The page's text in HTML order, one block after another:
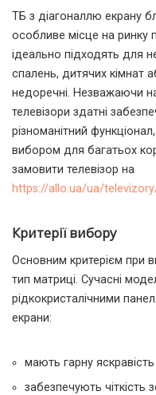
ТБ з діагоналлю екрану
особливе місце на ринку
ідеально підходять для
спалень, дитячих кімнат
недоречні. Незважаючи на
телевізори здатні
різноманітний
вибором для багатьох
замовити телевізор на
https://allo.ua/ua/
Критерії вибору
Основним критерієм при
тип матриці. Сучасні
рідкокристалічними
екрани:
мають гарну яскравість
забезпечують чіткість